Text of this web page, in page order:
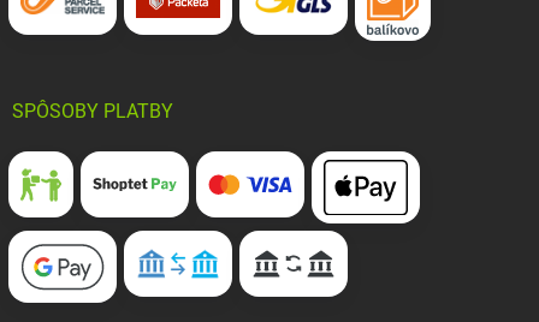
SPÔSOBY PLATBY